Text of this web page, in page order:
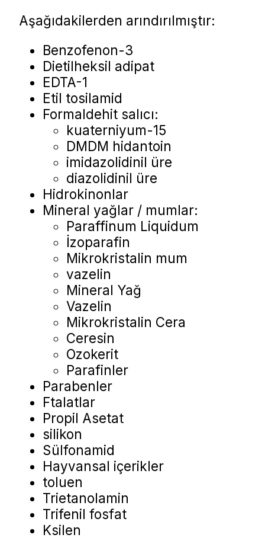
Aşağıdakilerden arındırılmıştır:
Benzofenon-3
Dietilheksil adipat
EDTA-1
Etil tosilamid
Formaldehit salıcı:
kuaterniyum-15
DMDM hidantoin
imidazolidinil üre
diazolidinil üre
Hidrokinonlar
Mineral yağlar / mumlar:
Paraffinum Liquidum
İzoparafin
Mikrokristalin mum
vazelin
Mineral Yağ
Vazelin
Mikrokristalin Cera
Ceresin
Ozokerit
Parafinler
Parabenler
Ftalatlar
Propil Asetat
silikon
Sülfonamid
Hayvansal içerikler
toluen
Trietanolamin
Trifenil fosfat
Ksilen